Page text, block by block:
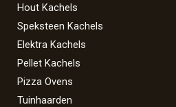
Hout Kachels
Speksteen Kachels
Elektra Kachels
Pellet Kachels
Pizza Ovens
Tuinhaarden